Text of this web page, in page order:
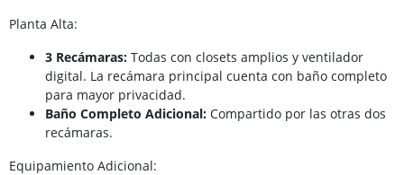
Planta Alta:
3 Recámaras: Todas con closets amplios y ventilador
digital. La recámara principal cuenta con baño completo
para mayor privacidad.
Baño Completo Adicional: Compartido por las otras dos
recámaras.
Equipamiento Adicional: